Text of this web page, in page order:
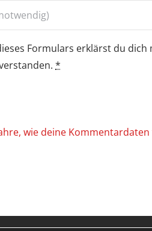
Formulars erklärst du
*
wie deine